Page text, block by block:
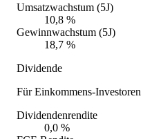
Umsatzwachstum (5J)
10,8 %
Gewinnwachstum (5J)
18,7 %
Dividende
Für Einkommens-Investoren
Dividendenrendite
0,0 %